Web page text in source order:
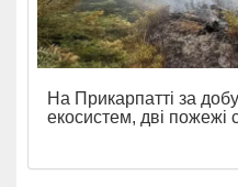
На Прикарпатті за
екосистем, дві пожежі